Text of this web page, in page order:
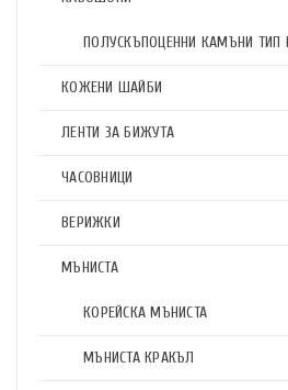
ПОЛУСКЪПОЦЕННИ КАМЪНИ ТИП
КОЖЕНИ ШАЙБИ
ЛЕНТИ ЗА БИЖУТА
ЧАСОВНИЦИ
ВЕРИЖКИ
МЪНИСТА
КОРЕЙСКА МЪНИСТА
МЪНИСТА КРАКЪЛ